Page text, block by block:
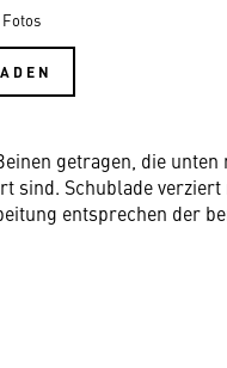
getragen, die
sind. Schublade
entsprechen der